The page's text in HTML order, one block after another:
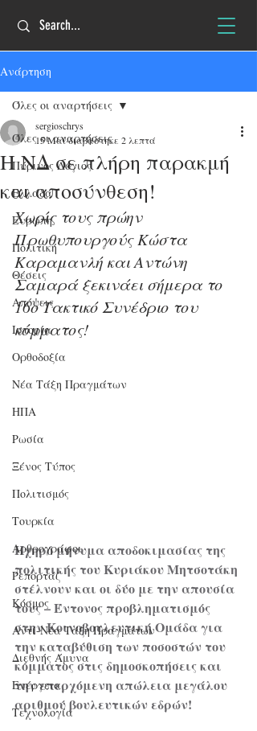
Ανάρτηση
Όλες οι αναρτήσεις
Πύρινος Λόγιος
Ελλάδα
Ευρώπη
Πολιτική
Θέσεις
Απόψεις
Ιστορία
Ορθοδοξία
Νέα Τάξη Πραγμάτων
ΗΠΑ
Ρωσία
Ξένος Τύπος
Πολιτισμός
Τουρκία
Αρθρογράφοι
Ρεπορτάζ
Κόσμος
Αντί-Νέα Τάξη Πραγμάτων
Διεθνής Άμυνα
Ενέργεια
Τεχνολογία
Όλες οι αναρτήσεις
H ΝΔ σε πλήρη παρακμή
και αποσύνθεση!
sergioschrys
15 Μαΐδιαβάστηκε 2 λεπτά
Χωρίς τους πρώην
Πρωθυπουργούς Κώστα
Καραμανλή και Αντώνη
Σαμαρά ξεκινάει σήμερα το
16ο Τακτικό Συνέδριο του
κόμματος!
Ηχηρό μήνυμα αποδοκιμασίας της
πολιτικής του Κυριάκου Μητσοτάκη
στέλνουν και οι δύο με την απουσία
τους – Έντονος προβληματισμός
στην Κοινοβουλευτική Ομάδα για
την καταβύθιση των ποσοστών του
κόμματος στις δημοσκοπήσεις και
την επερχόμενη απώλεια μεγάλου
αριθμού βουλευτικών εδρών!